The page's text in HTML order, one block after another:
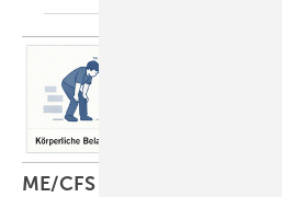
ME/CFS in der